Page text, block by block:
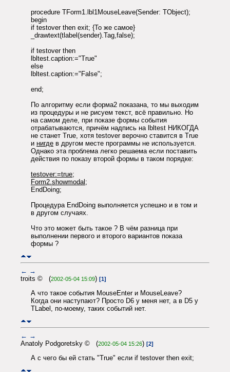
procedure TForm1.lbl1MouseLeave(Sender: TObject);
begin
if testover then exit; {То же самое}
_drawtext(tlabel(sender).Tag,false);
if testover then
lbltest.caption:="True"
else
lbltest.caption:="False";
end;
По алгоритму если форма2 показана, то мы выходим
из процедуры и не рисуем текст, всё правильно. Но
на самом деле, при показе формы события
отрабатываются, причём надпись на lbltest НИКОГДА
не станет True, хотя testover верочно ставится в True
и нигде в другом месте программы не используется.
Однако эта проблема легко решаема если поставить
действия по показу второй формы в таком порядке:
testover:=true;
Form2.showmodal;
EndDoing;
Процедура EndDoing выполняется успешно и в том и
в другом случаях.
Что это может быть такое ? В чём разница при
выполнении первого и второго вариантов показа
формы ?
← →
troits © (2002-05-04 15:09) [1]
А что такое события MouseEnter и MouseLeave?
Когда они наступают? Просто D6 у меня нет, а в D5 у
TLabel, по-моему, таких событий нет.
← →
Anatoly Podgoretsky © (2002-05-04 15:26) [2]
А с чего бы ей стать "True" если if testover then exit;